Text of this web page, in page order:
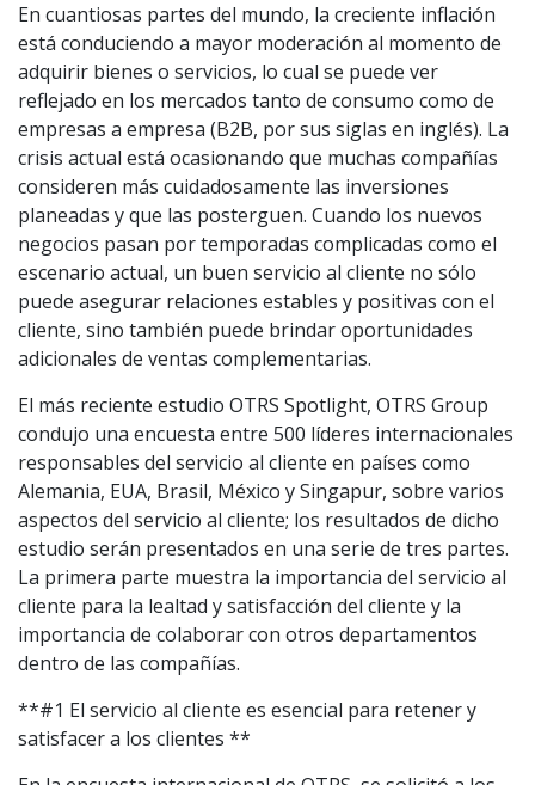
En cuantiosas partes del mundo, la creciente inflación
está conduciendo a mayor moderación al momento de
adquirir bienes o servicios, lo cual se puede ver
reflejado en los mercados tanto de consumo como de
empresas a empresa (B2B, por sus siglas en inglés). La
crisis actual está ocasionando que muchas compañías
consideren más cuidadosamente las inversiones
planeadas y que las posterguen. Cuando los nuevos
negocios pasan por temporadas complicadas como el
escenario actual, un buen servicio al cliente no sólo
puede asegurar relaciones estables y positivas con el
cliente, sino también puede brindar oportunidades
adicionales de ventas complementarias.
El más reciente estudio OTRS Spotlight, OTRS Group
condujo una encuesta entre 500 líderes internacionales
responsables del servicio al cliente en países como
Alemania, EUA, Brasil, México y Singapur, sobre varios
aspectos del servicio al cliente; los resultados de dicho
estudio serán presentados en una serie de tres partes.
La primera parte muestra la importancia del servicio al
cliente para la lealtad y satisfacción del cliente y la
importancia de colaborar con otros departamentos
dentro de las compañías.
**#1 El servicio al cliente es esencial para retener y
satisfacer a los clientes **